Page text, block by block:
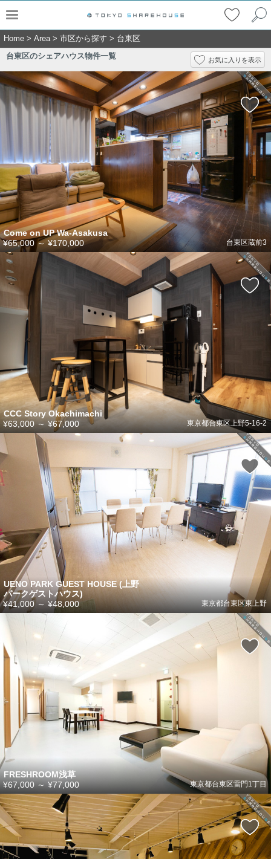
Home > Area> 市区から探す > 台東区
台東区のシェアハウス物件一覧
お気に入りを表示
Come on UP Wa-Asakusa
台東区蔵前3
¥65,000 ～¥170,000
CCC Story Okachimachi
東京都台東区上野5-16-2
¥63,000～¥67,000
UENO PARK GUEST HOUSE (上野
パークゲストハウス)
東京都台東区東上野
¥41,000 ～¥48,000
FRESHROOM浅草
東京都台東区雷門1丁目
¥67,000～¥77,000